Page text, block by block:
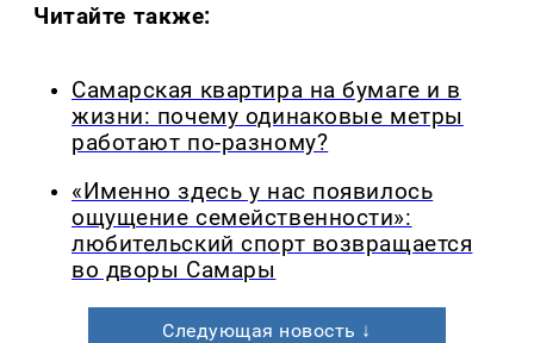
Читайте также:
Самарская квартира на бумаге и в
жизни: почему одинаковые метры
работают по-разному?
«Именно здесь у нас появилось
ощущение семейственности»:
любительский спорт возвращается
во дворы Самары
Следующая новость ↓